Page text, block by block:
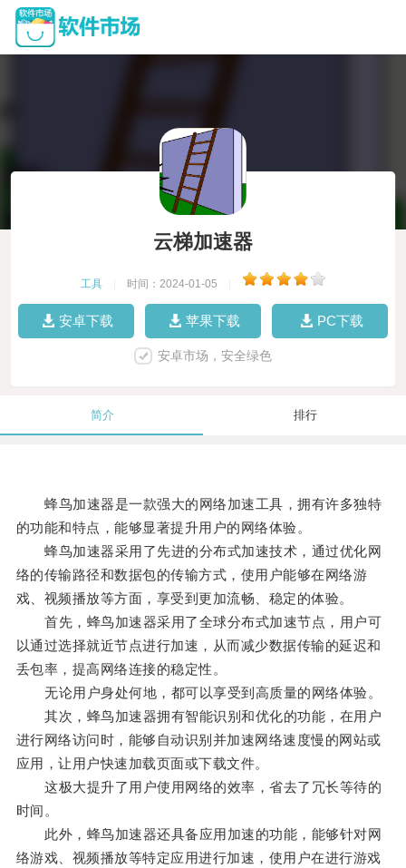
云梯加速器
工具 时间：2024-01-05
安卓下载 苹果下载 PC下载
安卓市场，安全绿色
简介 排行
蜂鸟加速器是一款强大的网络加速工具，拥有许多独特
的功能和特点，能够显著提升用户的网络体验。
蜂鸟加速器采用了先进的分布式加速技术，通过优化网
络的传输路径和数据包的传输方式，使用户能够在网络游
戏、视频播放等方面，享受到更加流畅、稳定的体验。
首先，蜂鸟加速器采用了全球分布式加速节点，用户可
以通过选择就近节点进行加速，从而减少数据传输的延迟和
丢包率，提高网络连接的稳定性。
无论用户身处何地，都可以享受到高质量的网络体验。
其次，蜂鸟加速器拥有智能识别和优化的功能，在用户
进行网络访问时，能够自动识别并加速网络速度慢的网站或
应用，让用户快速加载页面或下载文件。
这极大提升了用户使用网络的效率，省去了冗长等待的
时间。
此外，蜂鸟加速器还具备应用加速的功能，能够针对网
络游戏、视频播放等特定应用进行加速，使用户在进行游戏